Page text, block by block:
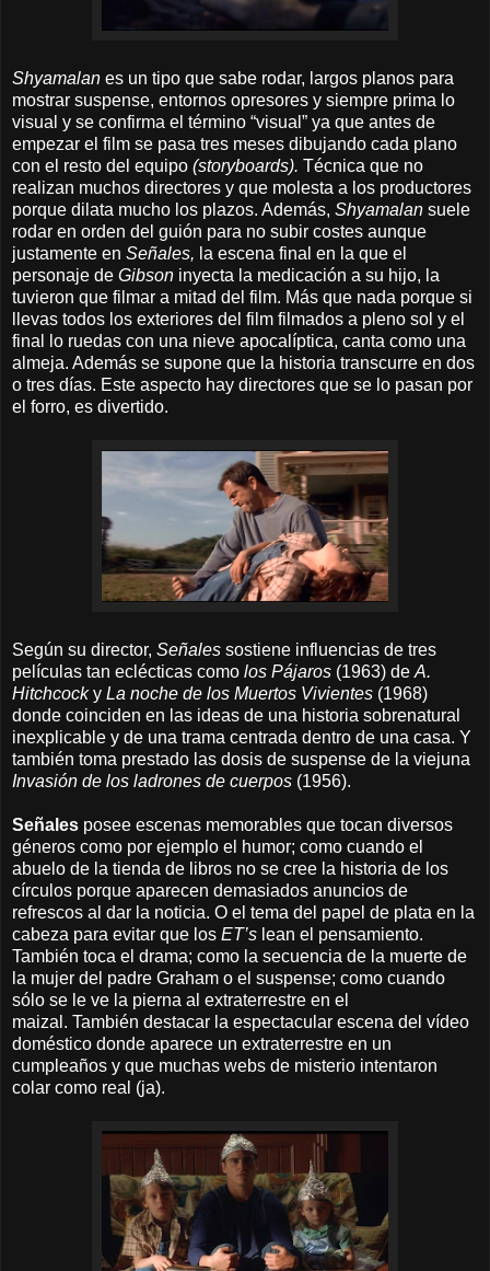
Shyamalan es un tipo que sabe rodar, largos planos para
mostrar suspense, entornos opresores y siempre prima lo
visual y se confirma el término “visual” ya que antes de
empezar el film se pasa tres meses dibujando cada plano
con el resto del equipo (storyboards). Técnica que no
realizan muchos directores y que molesta a los productores
porque dilata mucho los plazos. Además, Shyamalan suele
rodar en orden del guión para no subir costes aunque
justamente en Señales, la escena final en la que el
personaje de Gibson inyecta la medicación a su hijo, la
tuvieron que filmar a mitad del film. Más que nada porque si
llevas todos los exteriores del film filmados a pleno sol y el
final lo ruedas con una nieve apocalíptica, canta como una
almeja. Además se supone que la historia transcurre en dos
o tres días. Este aspecto hay directores que se lo pasan por
el forro, es divertido.
Según su director, Señales sostiene influencias de tres
películas tan eclécticas como los Pájaros (1963) de A.
Hitchcocky La noche de los Muertos Vivientes (1968)
donde coinciden en las ideas de una historia sobrenatural
inexplicable y de una trama centrada dentro de una casa. Y
también toma prestado las dosis de suspense de la viejuna
Invasión de los ladrones de cuerpos (1956).
Señales posee escenas memorables que tocan diversos
géneros como por ejemplo el humor; como cuando el
abuelo de la tienda de libros no se cree la historia de los
círculos porque aparecen demasiados anuncios de
refrescos al dar la noticia. O el tema del papel de plata en la
cabeza para evitar que los ET’s lean el pensamiento.
También toca el drama; como la secuencia de la muerte de
la mujer del padre Graham o el suspense; como cuando
sólo se le ve la pierna al extraterrestre en el
maizal. También destacar la espectacular escena del vídeo
doméstico donde aparece un extraterrestre en un
cumpleaños y que muchas webs de misterio intentaron
colar como real (ja).